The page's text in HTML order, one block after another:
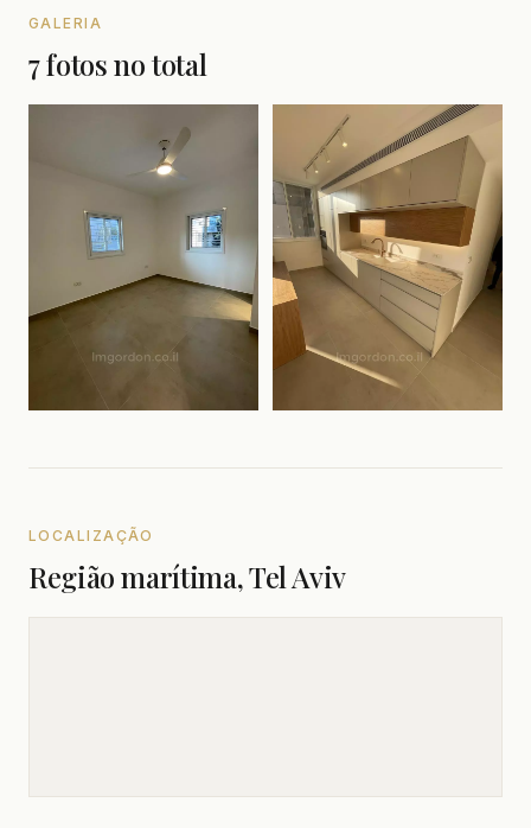
GALERIA
7 fotos no total
LOCALIZAÇÃO
Região marítima, Tel Aviv